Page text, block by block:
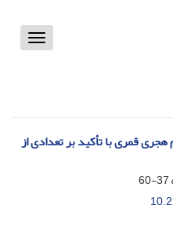
Toggle
قمری با تأکید بر تعدادی از
37-60